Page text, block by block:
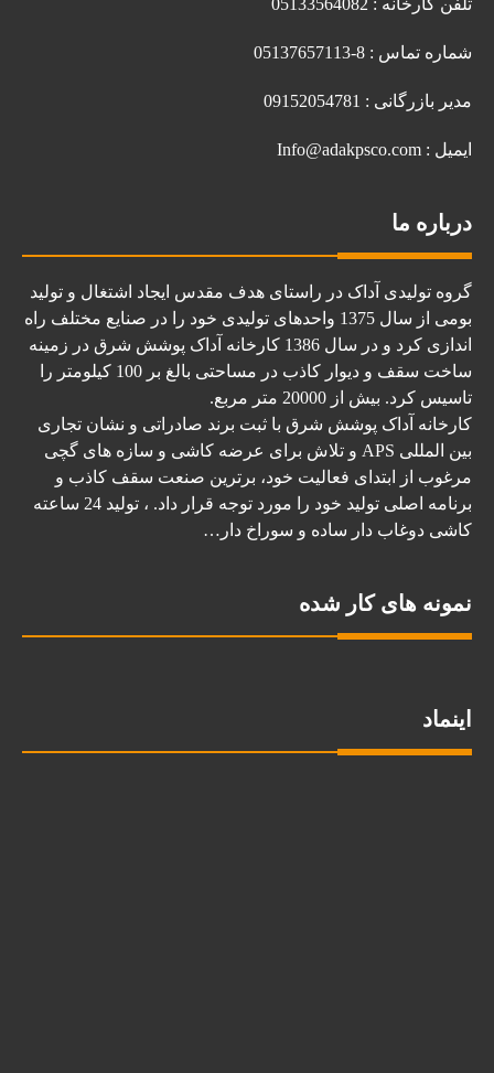
تلفن کارخانه : 05133564082
شماره تماس : 8-05137657113
مدیر بازرگانی : 09152054781
ایمیل : Info@adakpsco.com
درباره ما
گروه تولیدی آداک در راستای هدف مقدس ایجاد اشتغال و تولید
بومی از سال 1375 واحدهای تولیدی خود را در صنایع مختلف راه
اندازی کرد و در سال 1386 کارخانه آداک پوشش شرق در زمینه
ساخت سقف و دیوار کاذب در مساحتی بالغ بر 100 کیلومتر را
تاسیس کرد. بیش از 20000 متر مربع.
کارخانه آداک پوشش شرق با ثبت برند صادراتی و نشان تجاری
بین المللی APS و تلاش برای عرضه کاشی و سازه های گچی
مرغوب از ابتدای فعالیت خود، برترین صنعت سقف کاذب و
برنامه اصلی تولید خود را مورد توجه قرار داد. ، تولید 24 ساعته
کاشی دوغاب دار ساده و سوراخ دار…
نمونه های کار شده
اینماد